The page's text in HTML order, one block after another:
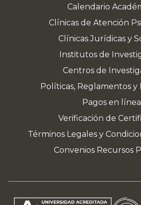
Calendario
Clínicas de Atención
Clínicas Jurídicas y
Institutos de
Centros de
Políticas, Reglamentos y
Pagos en línea
Verificación de
Términos Legales y
Convenios Recursos